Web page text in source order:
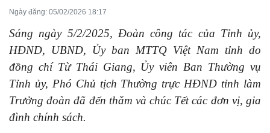
Ngày đăng: 05/02/2026 18:17
Sáng ngày 5/2/2025, Đoàn công tác của Tỉnh ủy,
HĐND, UBND, Ủy ban MTTQ Việt Nam tỉnh do
đồng chí Từ Thái Giang, Ủy viên Ban Thường vụ
Tỉnh ủy, Phó Chủ tịch Thường trực HĐND tỉnh làm
Trưởng đoàn đã đến thăm và chúc Tết các đơn vị, gia
đình chính sách.